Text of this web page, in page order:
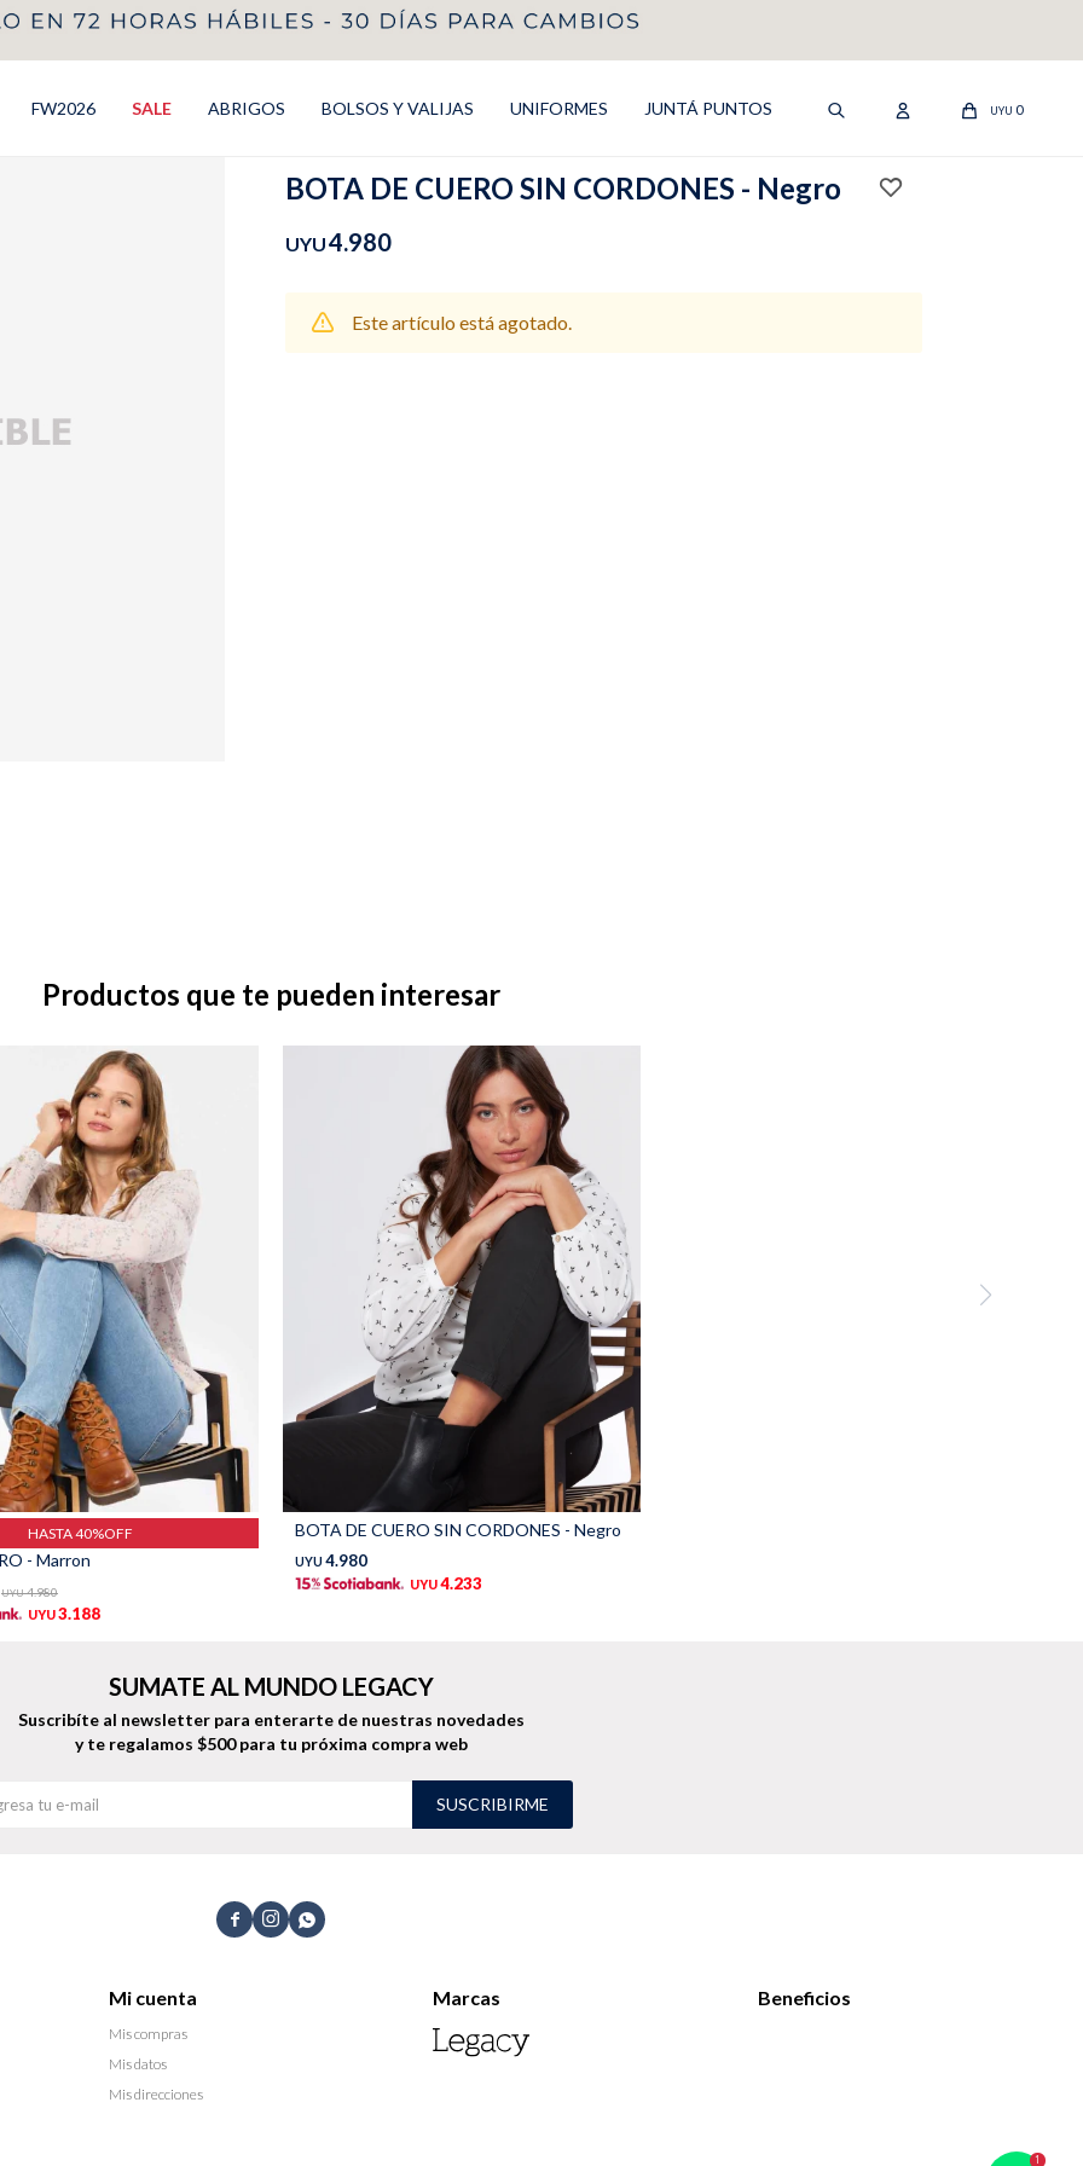
FW2026 SALE ABRIGOS BOLSOS Y VALIJAS UNIFORMES JUNTÁ PUNTOS UYU 0
BOTA DE CUERO SIN CORDONES - Negro
UYU4.980
Este artículo está agotado.
Productos que te pueden interesar
HASTA 40%OFF
- Marron
UYU 4.980
UYU3.188
BOTA DE CUERO SIN CORDONES - Negro
UYU 4.980
UYU4.233
  
Mi cuenta
Mis compras
Mis datos
Mis direcciones
Marcas Beneficios
SUMATE AL MUNDO LEGACY
Suscribíte al newsletter para enterarte de nuestras novedades
y te regalamos $500 para tu próxima compra web
SUSCRIBIRME